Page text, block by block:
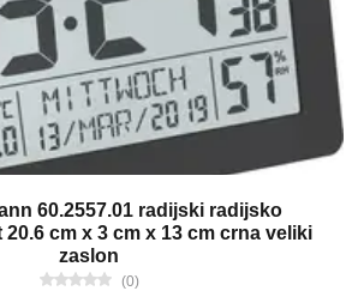
60.2557.01 radijski radijsko
cm x 3 cm x 13 cm crna veliki
zaslon
(0)